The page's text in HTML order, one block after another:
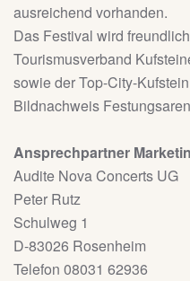
ausreichend vorhanden.
Das Festival wird
Tourismusverband
sowie der Top-City-
Bildnachweis
Ansprechpartner
Audite Nova Concerts UG
Peter Rutz
Schulweg 1
D-83026
Telefon